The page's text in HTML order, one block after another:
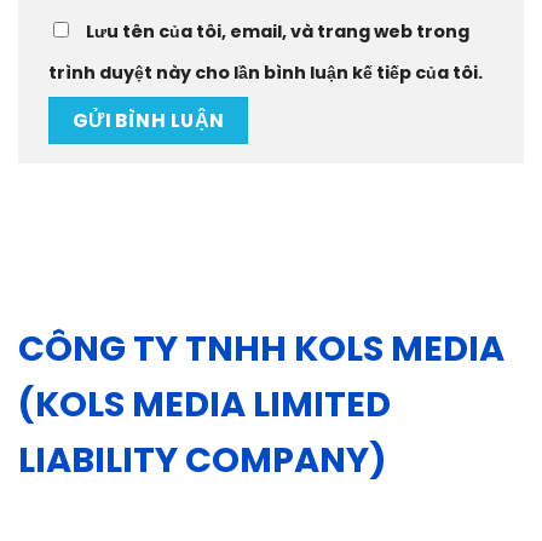
Lưu tên của tôi, email, và trang web trong
trình duyệt này cho lần bình luận kế tiếp của tôi.
CÔNG TY TNHH KOLS MEDIA
(KOLS MEDIA LIMITED
LIABILITY COMPANY)